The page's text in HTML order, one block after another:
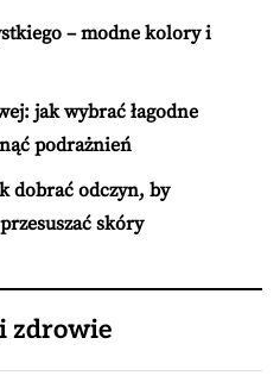
– modne kolory i
jak wybrać łagodne
podrażnień
dobrać odczyn, by
skóry
zdrowie